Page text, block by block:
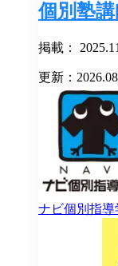
個別塾
掲載：
更新：
ナビ個別指導